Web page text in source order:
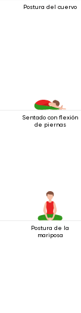
Postura del cuervo
Sentado con flexión
de piernas
Postura de la
mariposa